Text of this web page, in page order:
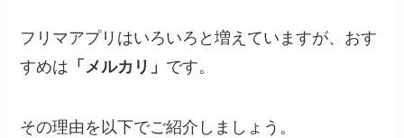
フリマアプリはいろいろと増えていますが、おす
すめは 「メルカリ」 です。
その理由を以下でご紹介しましょう。